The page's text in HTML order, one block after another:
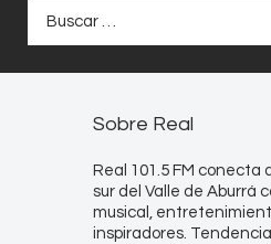
Sobre Real
Real 101.5 FM conecta
sur del Valle de Aburrá
musical,
inspiradores.